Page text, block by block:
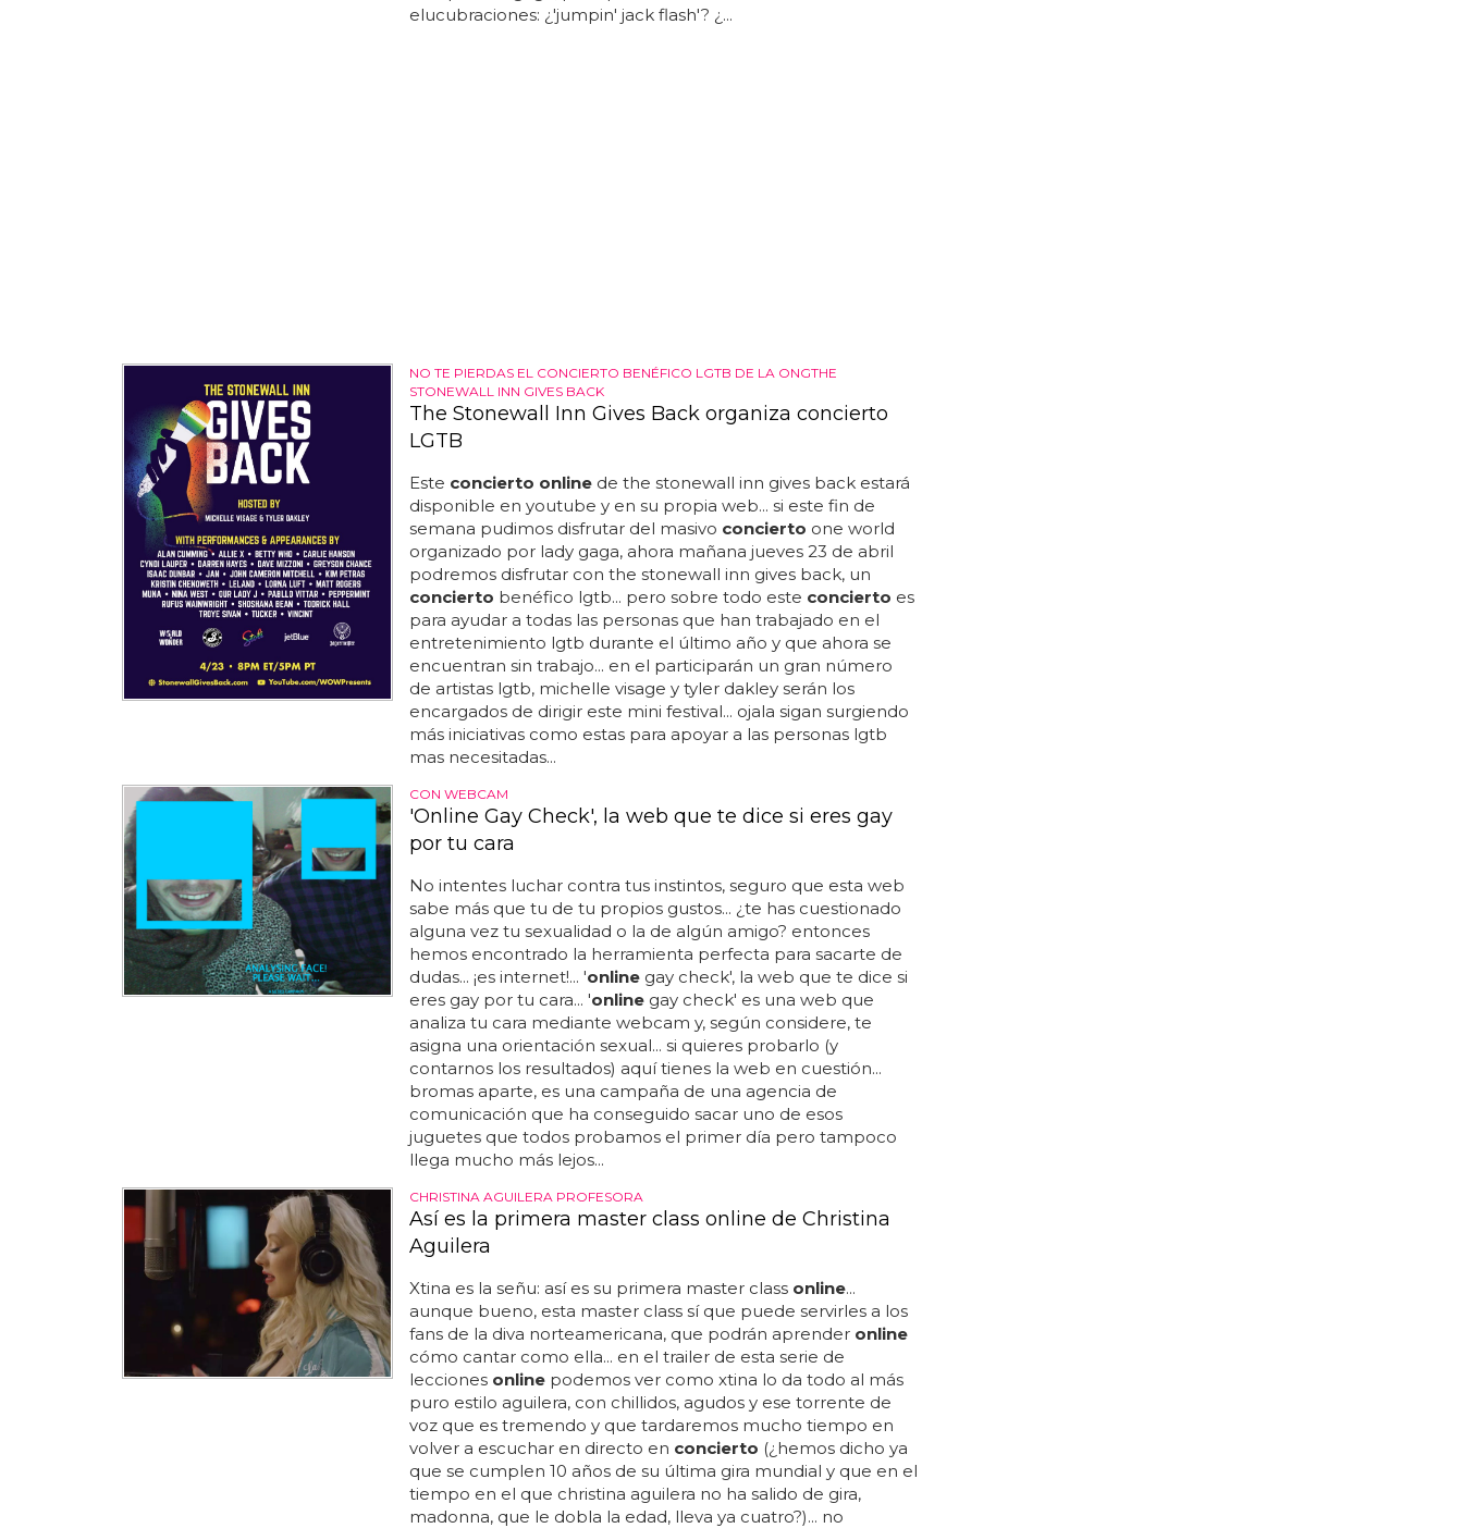
elucubraciones: ¿'jumpin' jack flash'? ¿...
NO TE PIERDAS EL CONCIERTO BENÉFICO LGTB DE LA ONGTHE
STONEWALL INN GIVES BACK
The Stonewall Inn Gives Back organiza concierto
LGTB
Este concierto onlinede the stonewall inn gives back estará
disponible en youtube y en su propia web... si este fin de
semana pudimos disfrutar del masivo concierto one world
organizado por lady gaga, ahora mañana jueves 23 de abril
podremos disfrutar con the stonewall inn gives back, un
concierto benéfico lgtb... pero sobre todo este concierto es
para ayudar a todas las personas que han trabajado en el
entretenimiento lgtb durante el último año y que ahora se
encuentran sin trabajo... en el participarán un gran número
de artistas lgtb, michelle visage y tyler dakley serán los
encargados de dirigir este mini festival... ojala sigan surgiendo
más iniciativas como estas para apoyar a las personas lgtb
mas necesitadas...
CON WEBCAM
'Online Gay Check', la web que te dice si eres gay
por tu cara
No intentes luchar contra tus instintos, seguro que esta web
sabe más que tu de tu propios gustos... ¿te has cuestionado
alguna vez tu sexualidad o la de algún amigo? entonces
hemos encontrado la herramienta perfecta para sacarte de
dudas... ¡es internet!... 'onlinegay check', la web que te dice si
eres gay por tu cara... 'onlinegay check' es una web que
analiza tu cara mediante webcam y, según considere, te
asigna una orientación sexual... si quieres probarlo (y
contarnos los resultados) aquí tienes la web en cuestión...
bromas aparte, es una campaña de una agencia de
comunicación que ha conseguido sacar uno de esos
juguetes que todos probamos el primer día pero tampoco
llega mucho más lejos...
CHRISTINA AGUILERA PROFESORA
Así es la primera master class online de Christina
Aguilera
Xtina es la señu: así es su primera master class online...
aunque bueno, esta master class sí que puede servirles a los
fans de la diva norteamericana, que podrán aprender online
cómo cantar como ella... en el trailer de esta serie de
lecciones onlinepodemos ver como xtina lo da todo al más
puro estilo aguilera, con chillidos, agudos y ese torrente de
voz que es tremendo y que tardaremos mucho tiempo en
volver a escuchar en directo en concierto (¿hemos dicho ya
que se cumplen 10 años de su última gira mundial y que en el
tiempo en el que christina aguilera no ha salido de gira,
madonna, que le dobla la edad, lleva ya cuatro?)... no